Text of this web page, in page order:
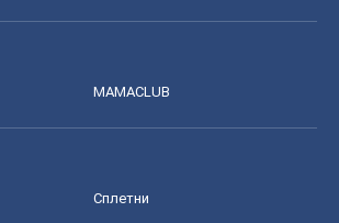
MAMACLUB
Сплетни